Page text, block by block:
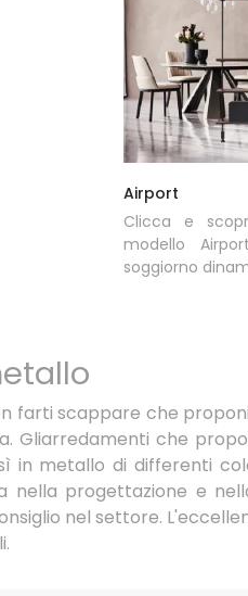
Airport
Clicca e
modello
soggiorno
farti scappare che
Gliarredamenti che
in metallo di differenti
nella progettazione e
nel settore.